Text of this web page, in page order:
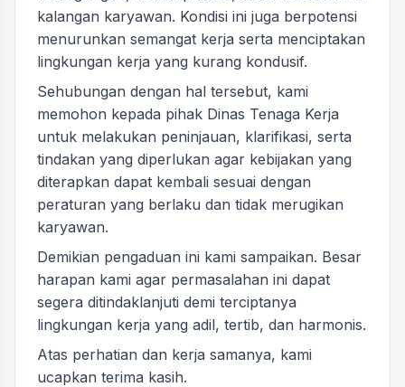
kalangan karyawan. Kondisi ini juga berpotensi
menurunkan semangat kerja serta menciptakan
lingkungan kerja yang kurang kondusif.
Sehubungan dengan hal tersebut, kami
memohon kepada pihak Dinas Tenaga Kerja
untuk melakukan peninjauan, klarifikasi, serta
tindakan yang diperlukan agar kebijakan yang
diterapkan dapat kembali sesuai dengan
peraturan yang berlaku dan tidak merugikan
karyawan.
Demikian pengaduan ini kami sampaikan. Besar
harapan kami agar permasalahan ini dapat
segera ditindaklanjuti demi terciptanya
lingkungan kerja yang adil, tertib, dan harmonis.
Atas perhatian dan kerja samanya, kami
ucapkan terima kasih.